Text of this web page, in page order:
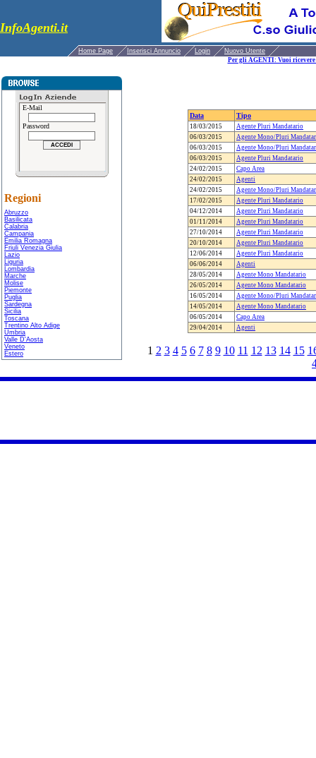
InfoAgenti.it
Home Page Inserisci Annuncio Login
Nuovo Utente
Per gli AGENTI: Vuoi
E-Mail
Password
Regioni
Abruzzo
Basilicata
Calabria
Campania
Emilia Romagna
Friuli Venezia Giulia
Lazio
Liguria
Lombardia
Marche
Molise
Piemonte
Puglia
Sardegna
Sicilia
Toscana
Trentino Alto Adige
Umbria
Valle D'Aosta
Veneto
Estero
Data Tipo
18/03/2015
Agente Pluri Mandatario
06/03/2015
Agente Mono/Pluri
06/03/2015
Agente Mono/Pluri
06/03/2015
Agente Pluri Mandatario
24/02/2015
Capo Area
24/02/2015
Agenti
24/02/2015
Agente Mono/Pluri
17/02/2015
Agente Pluri Mandatario
04/12/2014
Agente Pluri Mandatario
01/11/2014
Agente Pluri Mandatario
27/10/2014
Agente Pluri Mandatario
20/10/2014
Agente Pluri Mandatario
12/06/2014
Agente Pluri Mandatario
06/06/2014
Agenti
28/05/2014
Agente Mono Mandatario
26/05/2014
Agente Mono Mandatario
16/05/2014
Agente Mono/Pluri
14/05/2014
Agente Mono Mandatario
06/05/2014
Capo Area
29/04/2014
Agenti
1 2 3 4 5 6 7 8 9 10 11 12 13 14 15